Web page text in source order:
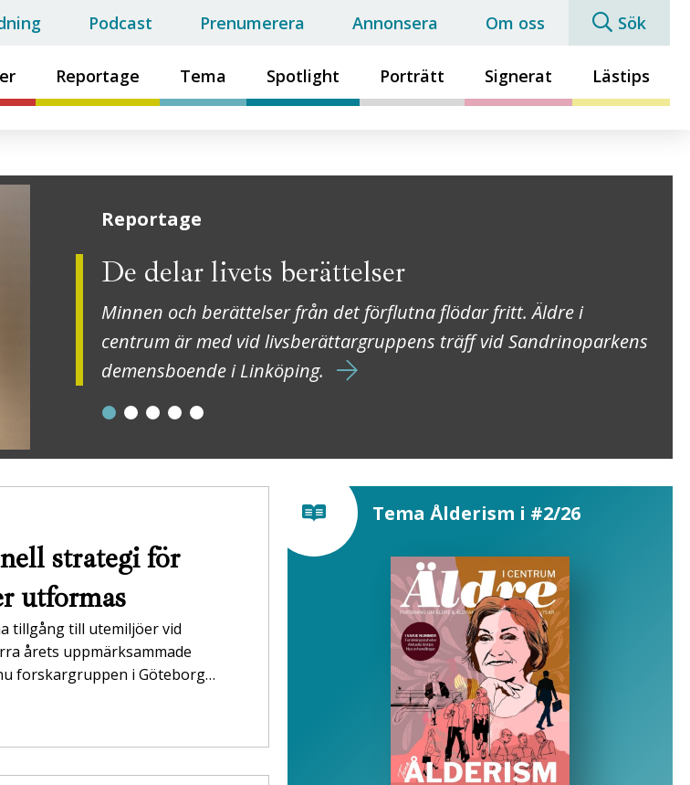
Reportage Tema Spotlight Porträtt Signerat Lästips
Podcast Prenumerera Annonsera Om oss Sök
Reportage
De delar livets berättelser
Minnen och berättelser från det förflutna flödar fritt. Äldre i
centrum är med vid livsberättargruppens träff vid Sandrinoparkens
demensboende i Linköping.
strategi för
utformas
tillgång till utemiljöer vid
årets uppmärksammade
forskargruppen i Göteborg…
Tema Ålderism i #2/26